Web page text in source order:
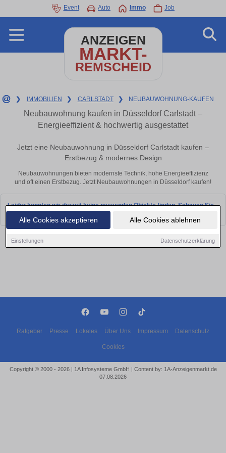
Alle Cookies akzeptieren Alle Cookies ablehnen
Einstellungen Datenschutzerklärung
Event Auto Immo Job
ANZEIGEN
MARKT-
REMSCHEID
❯ IMMOBILIEN ❯ CARLSTADT ❯ NEUBAUWOHNUNG-KAUFEN
Neubauwohnung kaufen in Düsseldorf Carlstadt –
Energieeffizient & hochwertig ausgestattet
Jetzt eine Neubauwohnung in Düsseldorf Carlstadt kaufen –
Erstbezug & modernes Design
Neubauwohnungen bieten modernste Technik, hohe Energieeffizienz
und oft einen Erstbezug. Jetzt Neubauwohnungen in Düsseldorf kaufen!
Leider konnten wir derzeit keine passenden Objekte finden. Schauen Sie
Ratgeber Presse Lokales Über Uns Impressum Datenschutz
Cookies
Copyright © 2000 - 2026 | 1A Infosysteme GmbH | Content by: 1A-Anzeigenmarkt.de
07.08.2026